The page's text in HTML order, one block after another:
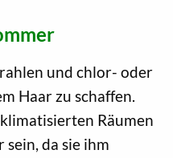
und chlor- oder
Haar zu schaffen.
Räumen
da sie ihm